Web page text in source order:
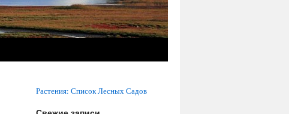
Растения: Список Лесных Садов